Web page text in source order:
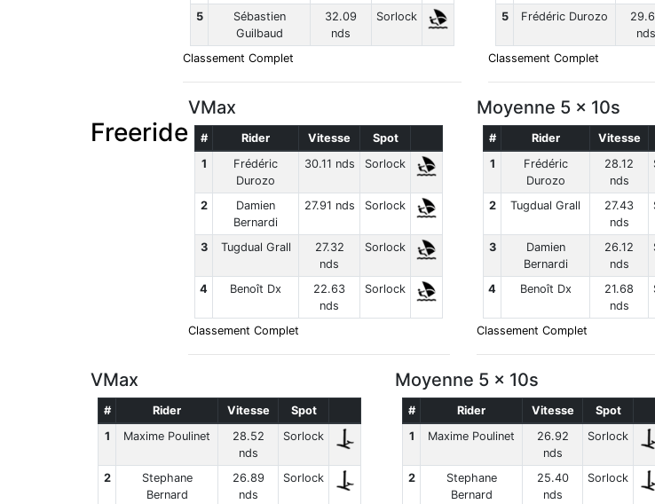
5
Sébastien
Guilbaud
32.09
nds
Sorlock
Classement Complet
5 Frédéric Durozo
nds
Classement Complet
Freeride
VMax
# Rider Vitesse
Spot
1
Frédéric
Durozo
30.11 nds Sorlock
2
Damien
Bernardi
27.91 nds Sorlock
3 Tugdual Grall
27.32
nds
Sorlock
4 Benoît Dx
22.63
nds
Sorlock
Classement Complet
Moyenne 5 x 10s
# Rider Vitesse
1
Frédéric
Durozo
28.12
nds
2 Tugdual Grall
27.43
nds
3
Damien
Bernardi
26.12
nds
4 Benoît Dx
21.68
nds
Classement Complet
VMax
# Rider Vitesse
Spot
1
Maxime Poulinet
28.52
nds
Sorlock
2
Stephane
Bernard
26.89
nds
Sorlock
Moyenne 5 x 10s
# Rider Vitesse
Spot
1
Maxime Poulinet
26.92
nds
Sorlock
2
Stephane
Bernard
25.40
nds
Sorlock